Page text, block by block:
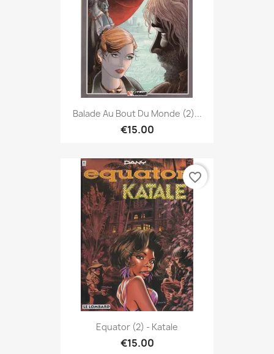
Balade Au Bout Du Monde (2)...
€15.00
Equator (2) - Katale
€15.00
favorite_border